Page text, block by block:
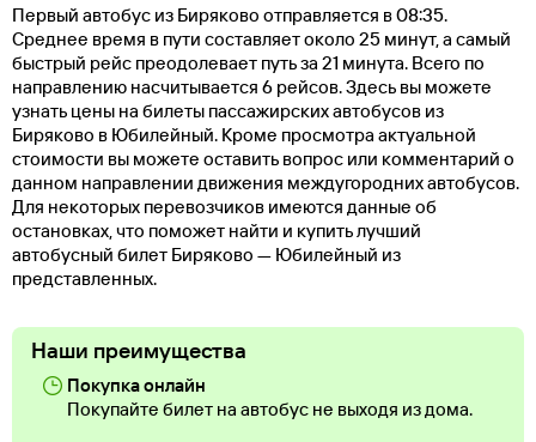
Первый автобус из Биряково отправляется в 08:35.
Среднее время в пути составляет около 25 минут, а самый
быстрый рейс преодолевает путь за 21 минута. Всего по
направлению насчитывается 6 рейсов. Здесь вы можете
узнать цены на билеты пассажирских автобусов из
Биряково в Юбилейный. Кроме просмотра актуальной
стоимости вы можете оставить вопрос или комментарий о
данном направлении движения междугородних автобусов.
Для некоторых перевозчиков имеются данные об
остановках, что поможет найти и купить лучший
автобусный билет Биряково — Юбилейный из
представленных.
Наши преимущества
Покупка онлайн
Покупайте билет на автобус не выходя из дома.